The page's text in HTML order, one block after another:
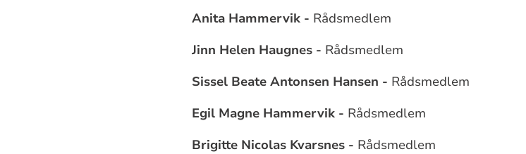
Anita Hammervik - Rådsmedlem
Jinn Helen Haugnes - Rådsmedlem
Sissel Beate Antonsen Hansen - Rådsmedlem
Egil Magne Hammervik - Rådsmedlem
Brigitte Nicolas Kvarsnes - Rådsmedlem